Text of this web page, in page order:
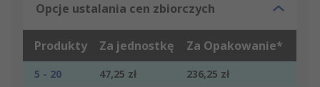
Opcje ustalania cen zbiorczych
Produkty Za jednostkę Za Opakowanie*
5 - 20 47,25 zł
236,25 zł